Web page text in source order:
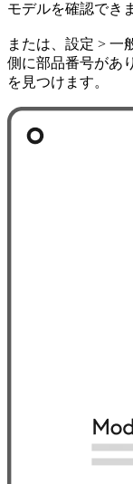
モデルを確認でき
または、設定 > 一
側に部品番号があ
を見つけます。